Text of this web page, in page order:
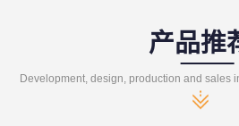
产品推